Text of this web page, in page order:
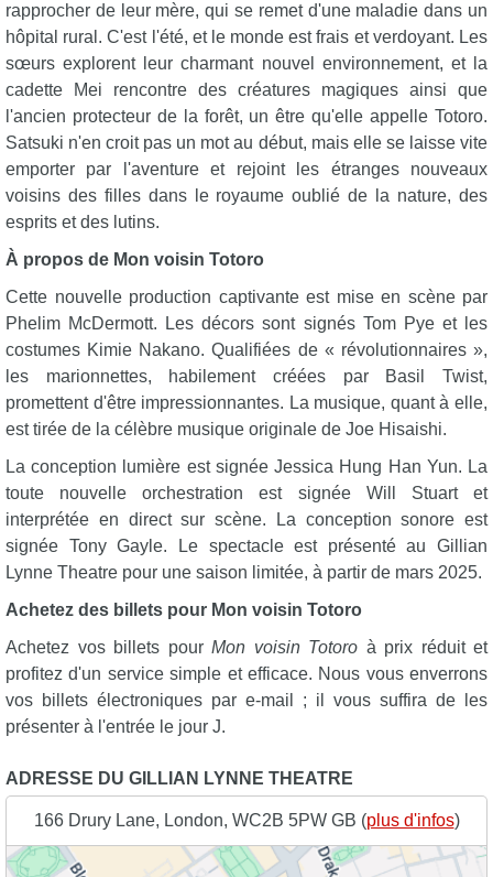
rapprocher de leur mère, qui se remet d'une maladie dans un
hôpital rural. C'est l'été, et le monde est frais et verdoyant. Les
sœurs explorent leur charmant nouvel environnement, et la
cadette Mei rencontre des créatures magiques ainsi que
l'ancien protecteur de la forêt, un être qu'elle appelle Totoro.
Satsuki n'en croit pas un mot au début, mais elle se laisse vite
emporter par l'aventure et rejoint les étranges nouveaux
voisins des filles dans le royaume oublié de la nature, des
esprits et des lutins.
À propos de Mon voisin Totoro
Cette nouvelle production captivante est mise en scène par
Phelim McDermott. Les décors sont signés Tom Pye et les
costumes Kimie Nakano. Qualifiées de « révolutionnaires »,
les marionnettes, habilement créées par Basil Twist,
promettent d'être impressionnantes. La musique, quant à elle,
est tirée de la célèbre musique originale de Joe Hisaishi.
La conception lumière est signée Jessica Hung Han Yun. La
toute nouvelle orchestration est signée Will Stuart et
interprétée en direct sur scène. La conception sonore est
signée Tony Gayle. Le spectacle est présenté au Gillian
Lynne Theatre pour une saison limitée, à partir de mars 2025.
Achetez des billets pour Mon voisin Totoro
Achetez vos billets pour Mon voisin Totoro à prix réduit et
profitez d'un service simple et efficace. Nous vous enverrons
vos billets électroniques par e-mail ; il vous suffira de les
présenter à l'entrée le jour J.
ADRESSE DU GILLIAN LYNNE THEATRE
166 Drury Lane, London, WC2B 5PW GB (plus d'infos)